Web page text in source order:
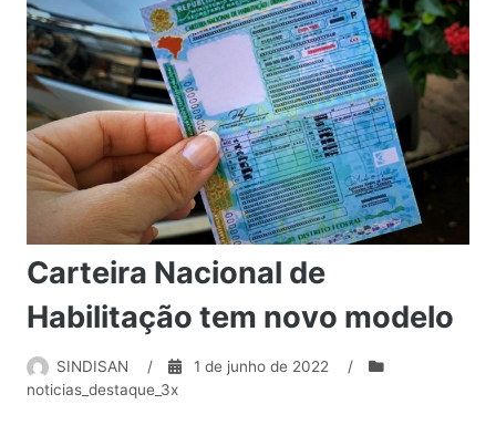
Carteira Nacional de
Habilitação tem novo modelo
SINDISAN / 1 de junho de 2022
/
noticias_destaque_3x